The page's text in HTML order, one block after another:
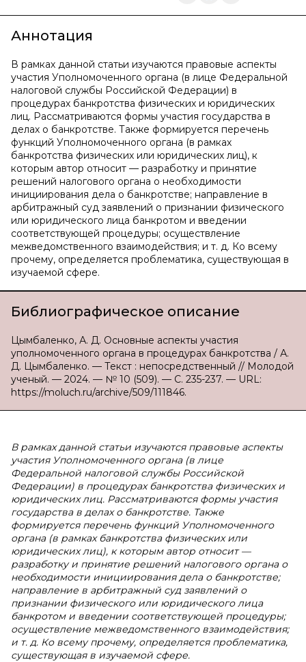
Аннотация
В рамках данной статьи изучаются правовые аспекты
участия Уполномоченного органа (в лице Федеральной
налоговой службы Российской Федерации) в
процедурах банкротства физических и юридических
лиц. Рассматриваются формы участия государства в
делах о банкротстве. Также формируется перечень
функций Уполномоченного органа (в рамках
банкротства физических или юридических лиц), к
которым автор относит — разработку и принятие
решений налогового органа о необходимости
инициирования дела о банкротстве; направление в
арбитражный суд заявлений о признании физического
или юридического лица банкротом и введении
соответствующей процедуры; осуществление
межведомственного взаимодействия; и т. д. Ко всему
прочему, определяется проблематика, существующая в
изучаемой сфере.
Библиографическое описание
Цымбаленко, А. Д. Основные аспекты участия
уполномоченного органа в процедурах банкротства / А.
Д. Цымбаленко. — Текст : непосредственный // Молодой
ученый. — 2024. — № 10 (509). — С. 235-237. — URL:
https://moluch.ru/archive/509/111846.
В рамках данной статьи изучаются правовые аспекты
участия Уполномоченного органа (в лице
Федеральной налоговой службы Российской
Федерации) в процедурах банкротства физических и
юридических лиц. Рассматриваются формы участия
государства в делах о банкротстве. Также
формируется перечень функций Уполномоченного
органа (в рамках банкротства физических или
юридических лиц), к которым автор относит —
разработку и принятие решений налогового органа о
необходимости инициирования дела о банкротстве;
направление в арбитражный суд заявлений о
признании физического или юридического лица
банкротом и введении соответствующей процедуры;
осуществление межведомственного взаимодействия;
и т. д. Ко всему прочему, определяется проблематика,
существующая в изучаемой сфере.